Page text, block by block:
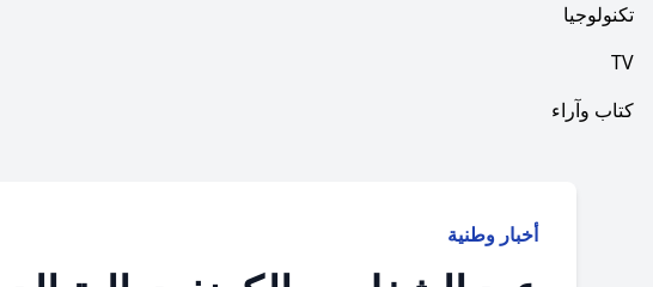
تكنولوجيا
TV
كتاب وآراء
أخبار وطنية